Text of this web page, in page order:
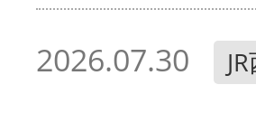
2026.07.30